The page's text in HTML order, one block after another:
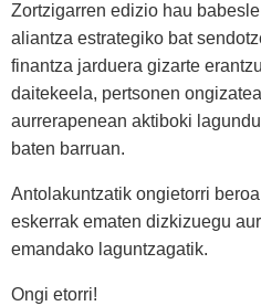
Zortzigarren edizio hau
aliantza estrategiko bat
finantza jarduera gizarte
daitekeela, pertsonen
aurrerapenean aktiboki
baten barruan.
Antolakuntzatik ongietorri
eskerrak ematen dizkizuegu
emandako laguntzagatik.
Ongi etorri!